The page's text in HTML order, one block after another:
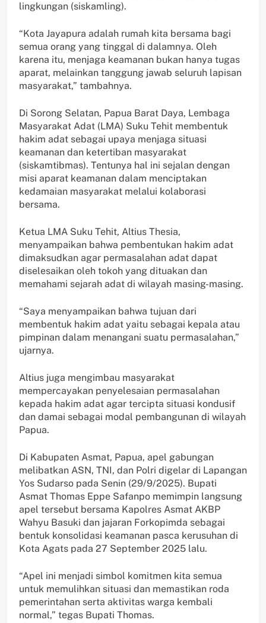
lingkungan (siskamling).
“Kota Jayapura adalah rumah kita bersama bagi
semua orang yang tinggal di dalamnya. Oleh
karena itu, menjaga keamanan bukan hanya tugas
aparat, melainkan tanggung jawab seluruh lapisan
masyarakat,” tambahnya.
Di Sorong Selatan, Papua Barat Daya, Lembaga
Masyarakat Adat (LMA) Suku Tehit membentuk
hakim adat sebagai upaya menjaga situasi
keamanan dan ketertiban masyarakat
(siskamtibmas). Tentunya hal ini sejalan dengan
misi aparat keamanan dalam menciptakan
kedamaian masyarakat melalui kolaborasi
bersama.
Ketua LMA Suku Tehit, Altius Thesia,
menyampaikan bahwa pembentukan hakim adat
dimaksudkan agar permasalahan adat dapat
diselesaikan oleh tokoh yang dituakan dan
memahami sejarah adat di wilayah masing-masing.
“Saya menyampaikan bahwa tujuan dari
membentuk hakim adat yaitu sebagai kepala atau
pimpinan dalam menangani suatu permasalahan,”
ujarnya.
Altius juga mengimbau masyarakat
mempercayakan penyelesaian permasalahan
kepada hakim adat agar tercipta situasi kondusif
dan damai sebagai modal pembangunan di wilayah
Papua.
Di Kabupaten Asmat, Papua, apel gabungan
melibatkan ASN, TNI, dan Polri digelar di Lapangan
Yos Sudarso pada Senin (29/9/2025). Bupati
Asmat Thomas Eppe Safanpo memimpin langsung
apel tersebut bersama Kapolres Asmat AKBP
Wahyu Basuki dan jajaran Forkopimda sebagai
bentuk konsolidasi keamanan pasca kerusuhan di
Kota Agats pada 27 September 2025 lalu.
“Apel ini menjadi simbol komitmen kita semua
untuk memulihkan situasi dan memastikan roda
pemerintahan serta aktivitas warga kembali
normal,” tegas Bupati Thomas.